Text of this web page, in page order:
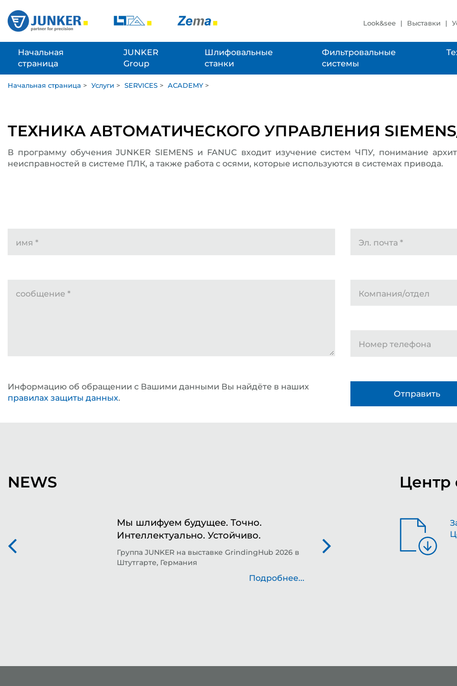
Look&see Выставки
Начальная
страница
JUNKER
Group
Шлифовальные
станки
Фильтровальные
системы
Начальная страница > Услуги > SERVICES > ACADEMY>
ТЕХНИКА АВТОМАТИЧЕСКОГО УПРАВЛЕНИЯ
В программу обучения JUNKER SIEMENS и FANUC входит изучение систем ЧПУ, понимание
неисправностей в системе ПЛК, а также работа с осями, которые используются в системах привода.
имя * Эл. почта *
сообщение * Компания/отдел
Номер телефона
Информацию об обращении с Вашими данными Вы найдёте в наших
правилах защиты данных.
NEWS
Мы шлифуем будущее. Точно.
Интеллектуально. Устойчиво.
Группа JUNKER на выставке GrindingHub 2026 в
Штутгарте, Германия
Подробнее...
Центр